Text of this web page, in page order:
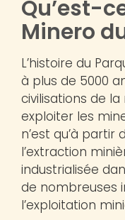
Qu’est-
Minero
L’histoire du
à plus de 5000
civilisations de
exploiter les
n’est qu’à partir
l’extraction
industrialisée
de nombreuses
l’exploitation